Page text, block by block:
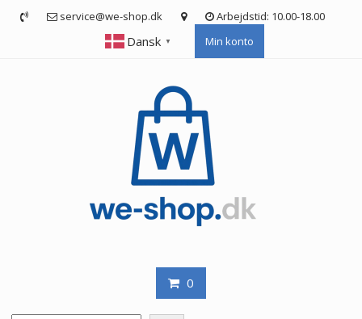
service@we-shop.dk Arbejdstid: 10.00-18.00
Dansk ▼ Min konto
0